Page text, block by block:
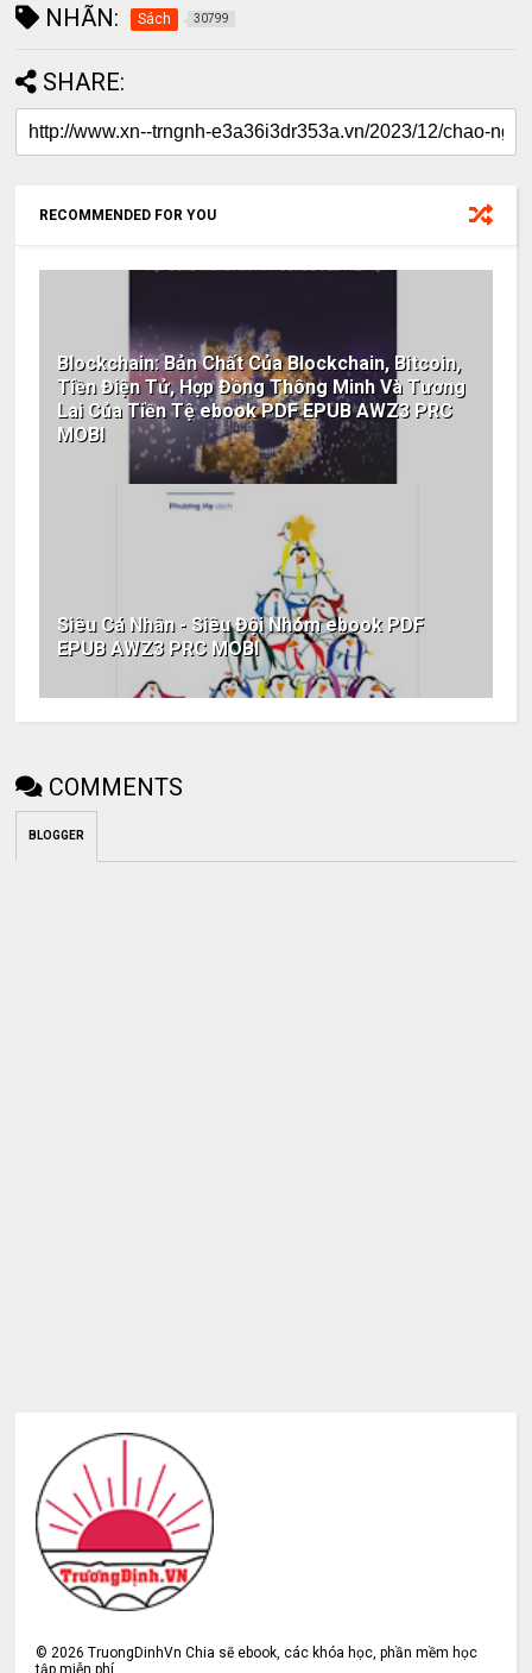
NHÃN: Sách 30799
SHARE:
RECOMMENDED FOR YOU
Blockchain: Bản Chất Của Blockchain, Bitcoin,
Tiền Điện Tử, Hợp Đồng Thông Minh Và Tương
Lai Của Tiền Tệ ebook PDF EPUB AWZ3 PRC
MOBI
Siêu Cá Nhân - Siêu Đội Nhóm ebook PDF
EPUB AWZ3 PRC MOBI
COMMENTS
BLOGGER
©2026 TruongDinhVn Chia sẽ ebook, các khóa học, phần mềm học